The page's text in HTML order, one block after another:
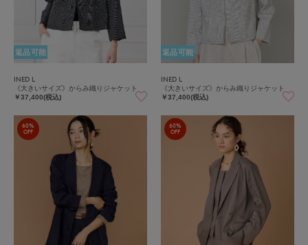
返品可能
INED L
《大きいサイズ》からみ織りジャケット
￥37,400(税込)
返品可能
INED L
《大きいサイズ》からみ織りジャケット
￥37,400(税込)
60%
OFF
60%
OFF